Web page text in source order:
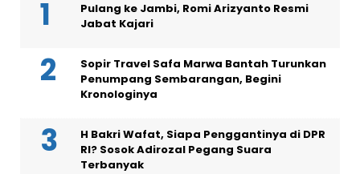
Pulang ke Jambi, Romi Arizyanto Resmi
Jabat Kajari
Sopir Travel Safa Marwa Bantah Turunkan
Penumpang Sembarangan, Begini
Kronologinya
H Bakri Wafat, Siapa Penggantinya di DPR
RI? Sosok Adirozal Pegang Suara
Terbanyak